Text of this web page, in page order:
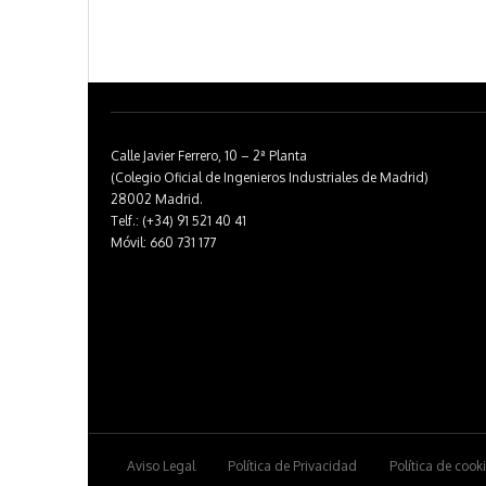
Calle Javier Ferrero, 10 – 2ª Planta
(Colegio Oficial de Ingenieros Industriales de Madrid)
28002 Madrid.
Telf.: (+34) 91 521 40 41
Móvil: 660 731 177
Aviso Legal Política de Privacidad Política de